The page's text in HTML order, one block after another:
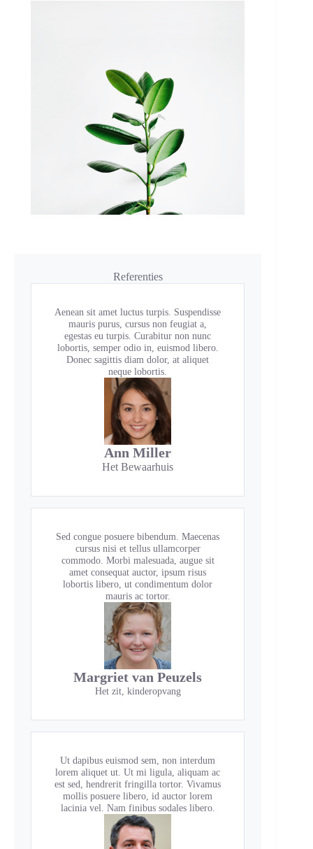
Referenties
Aenean sit amet luctus turpis. Suspendisse
mauris purus, cursus non feugiat a,
egestas eu turpis. Curabitur non nunc
lobortis, semper odio in, euismod libero.
Donec sagittis diam dolor, at aliquet
neque lobortis.
Ann Miller
Het Bewaarhuis
Sed congue posuere bibendum. Maecenas
cursus nisi et tellus ullamcorper
commodo. Morbi malesuada, augue sit
amet consequat auctor, ipsum risus
lobortis libero, ut condimentum dolor
mauris ac tortor.
Margriet van Peuzels
Het zit, kinderopvang
Ut dapibus euismod sem, non interdum
lorem aliquet ut. Ut mi ligula, aliquam ac
est sed, hendrerit fringilla tortor. Vivamus
mollis posuere libero, id auctor lorem
lacinia vel. Nam finibus sodales libero.